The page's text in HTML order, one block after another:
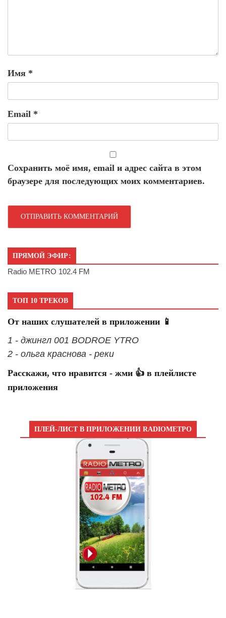
Имя *
Email *
Сохранить моё имя, email и адрес сайта в этом
браузере для последующих моих комментариев.
ПРЯМОЙ ЭФИР:
Radio METRO 102.4 FM
ТОП 10 ТРЕКОВ
От наших слушателей в приложении 📱
1 - джингл 001 BODROE YTRO
2 - ольга краснова - реки
Расскажи, что нравится - жми 👍 в плейлисте
приложения
ПЛЕЙ-ЛИСТ В ПРИЛОЖЕНИИ RADIOМЕТРО